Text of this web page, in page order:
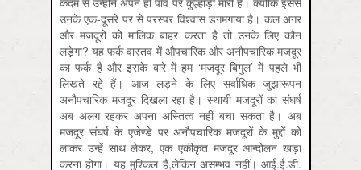
उनके एक-दूसरे पर से परस्पर विश्वास डगमगाया है। कल अगर
और मजदूरों को मालिक बाहर करता है तो उनके लिए कौन
लड़ेगा? यह फर्क वास्तव में औपचारिक और अनौपचारिक मजदूर
का फर्क है और इसके बारे में हम ‘मजदूर बिगुल’ में पहले भी
लिखते रहे हैं। आज लड़ने के लिए सर्वाधिक जुझारूपन
अनौपचारिक मजदूर दिखला रहा है। स्थायी मजदूरों का संघर्ष
अब अलग रहकर अपना अस्तित्व नहीं बचा सकता है। अब
मजदूर संघर्ष के एजेण्डे पर अनौपचारिक मजदूरों के मुद्दों को
लाकर उन्हें साथ लेकर, एक एकीकृत मजदूर आन्दोलन खड़ा
करना होगा। यह मुश्किल है,लेकिन असम्भव नहीं। आई.ई.डी.